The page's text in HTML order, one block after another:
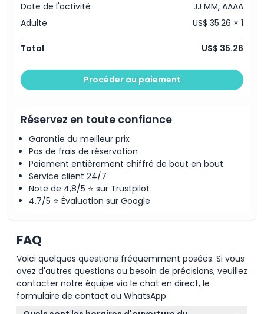
Date de l'activité
JJ MM, AAAA
Adulte
US$ 35.26 × 1
Total US$ 35.26
Procéder au paiement
Réservez en toute confiance
Garantie du meilleur prix
Pas de frais de réservation
Paiement entièrement chiffré de bout en bout
Service client 24/7
Note de 4,8/5 ⭐ sur Trustpilot
4,7/5 ⭐ Évaluation sur Google
FAQ
Voici quelques questions fréquemment posées. Si vous
avez d'autres questions ou besoin de précisions, veuillez
contacter notre équipe via le chat en direct, le
formulaire de contact ou WhatsApp.